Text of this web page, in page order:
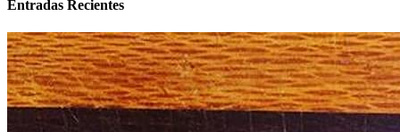
Entradas Recientes